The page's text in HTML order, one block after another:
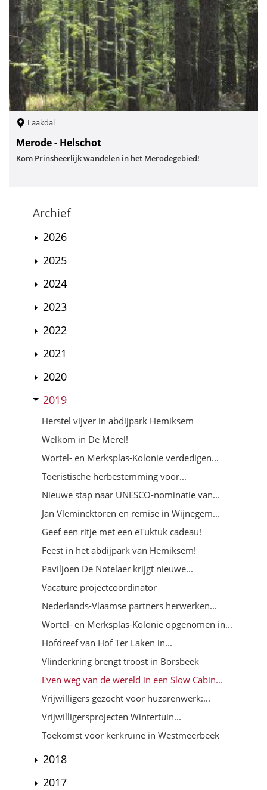
Laakdal
Merode - Helschot
Kom Prinsheerlijk wandelen in het Merodegebied!
Archief
2026
2025
2024
2023
2022
2021
2020
2019
Herstel vijver in abdijpark Hemiksem
Welkom in De Merel!
Wortel- en Merksplas-Kolonie verdedigen...
Toeristische herbestemming voor...
Nieuwe stap naar UNESCO-nominatie van...
Jan Vlemincktoren en remise in Wijnegem...
Geef een ritje met een eTuktuk cadeau!
Feest in het abdijpark van Hemiksem!
Paviljoen De Notelaer krijgt nieuwe...
Vacature projectcoördinator
Nederlands-Vlaamse partners herwerken...
Wortel- en Merksplas-Kolonie opgenomen in...
Hofdreef van Hof Ter Laken in...
Vlinderkring brengt troost in Borsbeek
Even weg van de wereld in een Slow Cabin...
Vrijwilligers gezocht voor huzarenwerk:...
Vrijwilligersprojecten Wintertuin...
Toekomst voor kerkruïne in Westmeerbeek
2018
2017